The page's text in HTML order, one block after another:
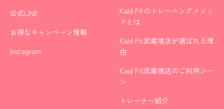
公式LINE
お得なキャンペーン情報
Instagram
Kaid Fitのトレーニングメソッ
ドとは
Kaid Fit武蔵境店が選ばれる理
由
Kaid Fit武蔵境店のご利用シー
ン
トレーナー紹介